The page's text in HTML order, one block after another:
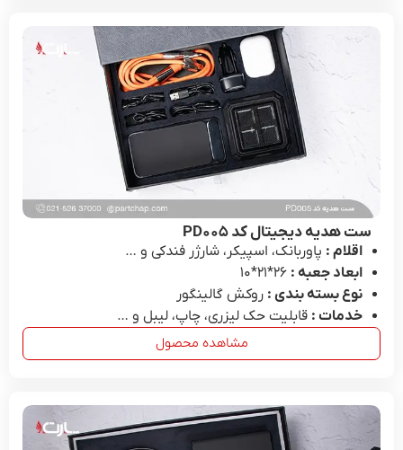
ست هدیه دیجیتال کد PD۰۰۵
اقلام : پاوربانک، اسپیکر، شارژر فندکی و …
ابعاد جعبه :
نوع بسته بندی : روکش گالینگور
خدمات : قابلیت حک لیزری، چاپ، لیبل و …
مشاهده محصول